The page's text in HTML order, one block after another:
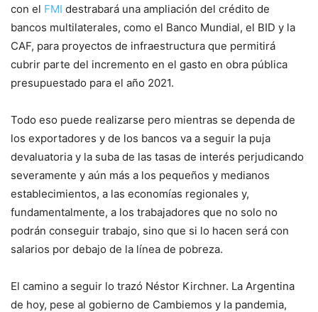
con el FMI destrabará una ampliación del crédito de
bancos multilaterales, como el Banco Mundial, el BID y la
CAF, para proyectos de infraestructura que permitirá
cubrir parte del incremento en el gasto en obra pública
presupuestado para el año 2021.
Todo eso puede realizarse pero mientras se dependa de
los exportadores y de los bancos va a seguir la puja
devaluatoria y la suba de las tasas de interés perjudicando
severamente y aún más a los pequeños y medianos
establecimientos, a las economías regionales y,
fundamentalmente, a los trabajadores que no solo no
podrán conseguir trabajo, sino que si lo hacen será con
salarios por debajo de la línea de pobreza.
El camino a seguir lo trazó Néstor Kirchner. La Argentina
de hoy, pese al gobierno de Cambiemos y la pandemia,